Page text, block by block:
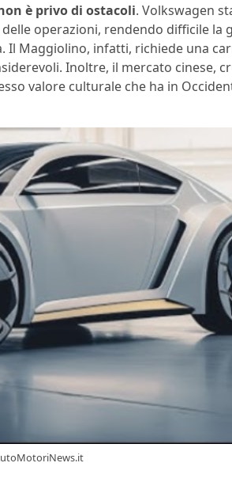
è privo di ostacoli. Volkswagen
operazioni, rendendo difficile la
Maggiolino, infatti, richiede una
Inoltre, il mercato cinese,
valore culturale che ha in